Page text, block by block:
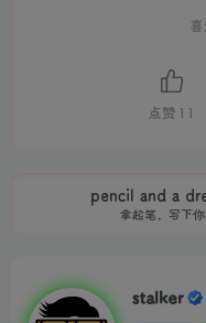
点赞 11
pencil and a
拿起笔，写下
stalker